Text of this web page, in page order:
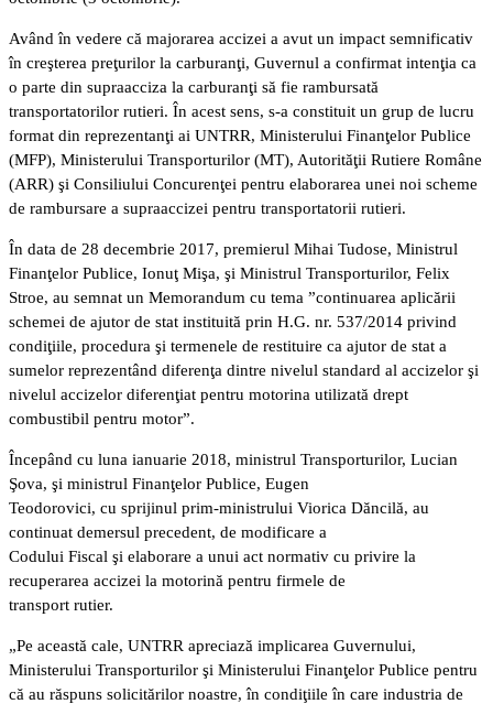
Având în vedere că majorarea accizei a avut un impact semnificativ
în creşterea preţurilor la carburanţi, Guvernul a confirmat intenţia ca
o parte din supraacciza la carburanţi să fie rambursată
transportatorilor rutieri. În acest sens, s-a constituit un grup de lucru
format din reprezentanţi ai UNTRR, Ministerului Finanţelor Publice
(MFP), Ministerului Transporturilor (MT), Autorităţii Rutiere Române
(ARR) şi Consiliului Concurenţei pentru elaborarea unei noi scheme
de rambursare a supraaccizei pentru transportatorii rutieri.
În data de 28 decembrie 2017, premierul Mihai Tudose, Ministrul
Finanţelor Publice, Ionuţ Mişa, şi Ministrul Transporturilor, Felix
Stroe, au semnat un Memorandum cu tema ”continuarea aplicării
schemei de ajutor de stat instituită prin H.G. nr. 537/2014 privind
condiţiile, procedura şi termenele de restituire ca ajutor de stat a
sumelor reprezentând diferenţa dintre nivelul standard al accizelor şi
nivelul accizelor diferenţiat pentru motorina utilizată drept
combustibil pentru motor”.
Începând cu luna ianuarie 2018, ministrul Transporturilor, Lucian
Şova, şi ministrul Finanţelor Publice, Eugen
Teodorovici, cu sprijinul prim-ministrului Viorica Dăncilă, au
continuat demersul precedent, de modificare a
Codului Fiscal şi elaborare a unui act normativ cu privire la
recuperarea accizei la motorină pentru firmele de
transport rutier.
„Pe această cale, UNTRR apreciază implicarea Guvernului,
Ministerului Transporturilor şi Ministerului Finanţelor Publice pentru
că au răspuns solicitărilor noastre, în condiţiile în care industria de